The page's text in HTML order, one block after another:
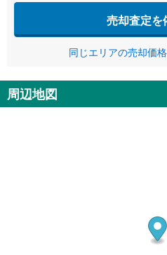
売却査定を
同じエリアの売却価
周辺地図